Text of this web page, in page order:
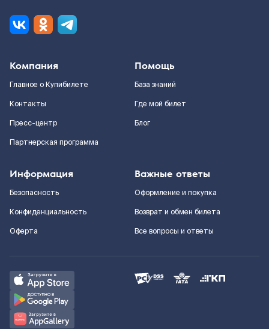
Компания
Главное о Купибилете
Контакты
Пресс-центр
Партнерская программа
Помощь
База знаний
Где мой билет
Блог
Информация
Безопасность
Конфиденциальность
Оферта
Важные ответы
Оформление и покупка
Возврат и обмен билета
Все вопросы и ответы